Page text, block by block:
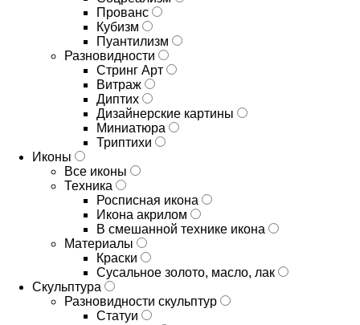
Прованс
Кубизм
Пуантилизм
Разновидности
Стринг Арт
Витраж
Диптих
Дизайнерские картины
Миниатюра
Триптихи
Иконы
Все иконы
Техника
Росписная икона
Икона акрилом
В смешанной технике икона
Материалы
Краски
Сусальное золото, масло, лак
Скульптура
Разновидности скульптур
Статуи